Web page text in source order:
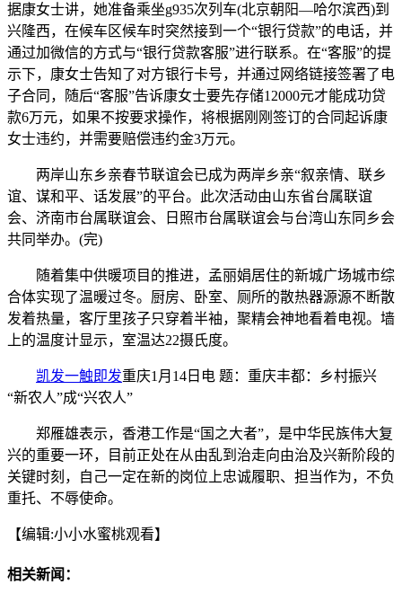
据康女士讲，她准备乘坐g935次列车(北京朝阳—哈尔滨西)到
兴隆西，在候车区候车时突然接到一个“银行贷款”的电话，并
通过加微信的方式与“银行贷款客服”进行联系。在“客服”的提
示下，康女士告知了对方银行卡号，并通过网络链接签署了电
子合同，随后“客服”告诉康女士要先存储12000元才能成功贷
款6万元，如果不按要求操作，将根据刚刚签订的合同起诉康
女士违约，并需要赔偿违约金3万元。
两岸山东乡亲春节联谊会已成为两岸乡亲“叙亲情、联乡
谊、谋和平、话发展”的平台。此次活动由山东省台属联谊
会、济南市台属联谊会、日照市台属联谊会与台湾山东同乡会
共同举办。(完)
随着集中供暖项目的推进，孟丽娟居住的新城广场城市综
合体实现了温暖过冬。厨房、卧室、厕所的散热器源源不断散
发着热量，客厅里孩子只穿着半袖，聚精会神地看着电视。墙
上的温度计显示，室温达22摄氏度。
凯发一触即发重庆1月14日电 题：重庆丰都：乡村振兴
“新农人”成“兴农人”
郑雁雄表示，香港工作是“国之大者”，是中华民族伟大复
兴的重要一环，目前正处在从由乱到治走向由治及兴新阶段的
关键时刻，自己一定在新的岗位上忠诚履职、担当作为，不负
重托、不辱使命。
【编辑:小小水蜜桃观看】
相关新闻：